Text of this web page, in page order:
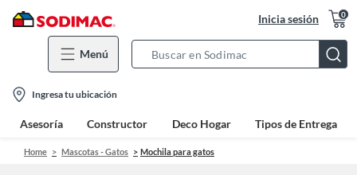
Inicia sesión 0
Menú
Bar
location-
icon
Ingresa tu ubicación
Asesoría Constructor Deco Hogar Tipos de Entrega
Home Mascotas - Gatos Mochila para gatos